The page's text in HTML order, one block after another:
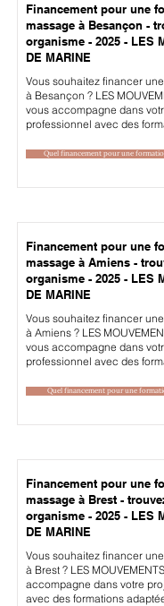
Financement pour une
massage à Besançon -
organisme - 2025 - LES
DE MARINE
Vous souhaitez financer
à Besançon ? LES
vous accompagne dans
professionnel avec des
Quel financement pour une
Financement pour une
massage à Amiens -
organisme - 2025 - LES
DE MARINE
Vous souhaitez financer
à Amiens ? LES
vous accompagne dans
professionnel avec des
Quel financement pour une
Financement pour une
massage à Brest -
organisme - 2025 - LES
DE MARINE
Vous souhaitez financer
à Brest ? LES
accompagne dans votre
avec des formations